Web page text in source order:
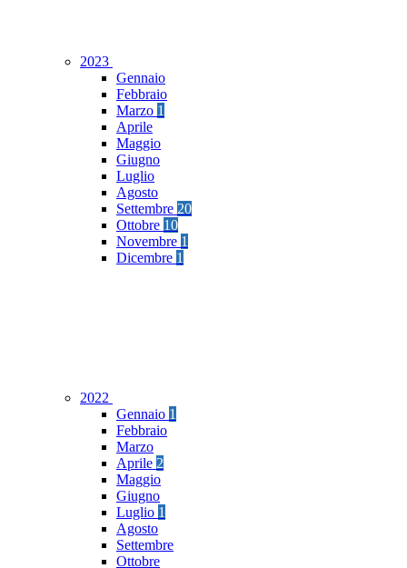
2023
Gennaio
Febbraio
Marzo 1
Aprile
Maggio
Giugno
Luglio
Agosto
Settembre 20
Ottobre 10
Novembre 1
Dicembre 1
2022
Gennaio 1
Febbraio
Marzo
Aprile 2
Maggio
Giugno
Luglio 1
Agosto
Settembre
Ottobre